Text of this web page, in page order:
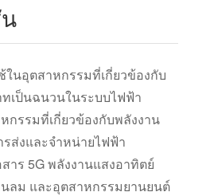
นอุตสาหกรรมที่เกี่ยวข้องกับ
เป็นฉนวนในระบบไฟฟ้า
กรรมที่เกี่ยวข้องกับพลังงาน
ส่งและจำหน่ายไฟฟ้า
าร 5G พลังงานแสงอาทิตย์
ลม และอุตสาหกรรมยานยนต์